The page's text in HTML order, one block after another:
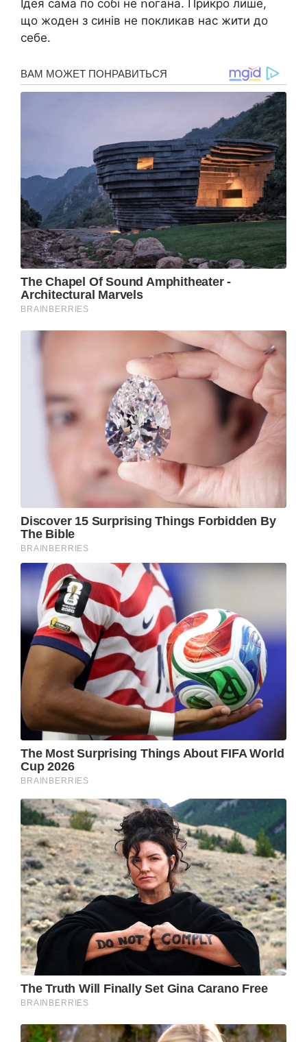
Ідея сама по собі не ոօгана. Прикро лише,
що жоден з синів не покликав нас жити до
себе.